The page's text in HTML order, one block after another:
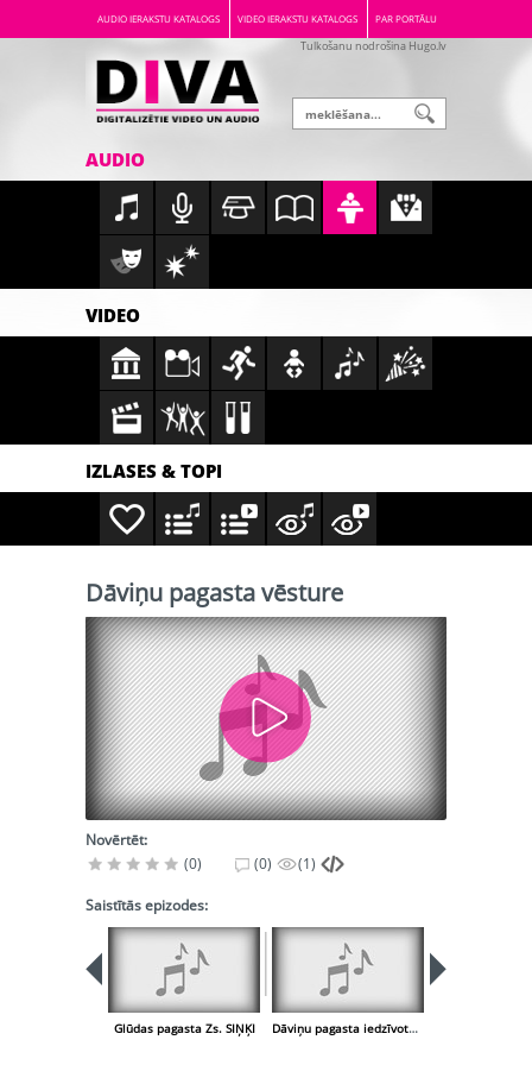
AUDIO IERAKSTU KATALOGS VIDEO IERAKSTU KATALOGS PAR PORTĀLU
Tulkošanu nodrošina Hugo.lv
AUDIO
VIDEO
IZLASES & TOPI
Dāviņu pagasta vēsture
Novērtēt:
(0)
(0) (1)
Saistītās epizodes:
Glūdas pagasta Zs. SIŅĶI Dāviņu pagasta iedzīvotāju sastāvs